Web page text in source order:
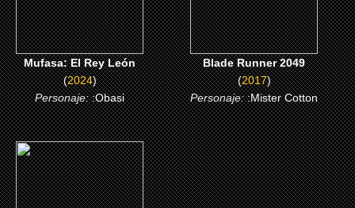
Mufasa: El Rey León
(2024)
Personaje::Obasi
Blade Runner 2049
(2017)
Personaje::Mister Cotton
(2000)
Snatch, cerdos y
diamantes